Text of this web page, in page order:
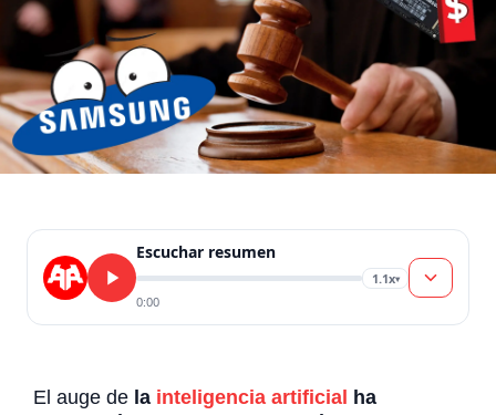
Escuchar resumen
1.1x▾
0:00
El auge de la inteligencia artificial
ha